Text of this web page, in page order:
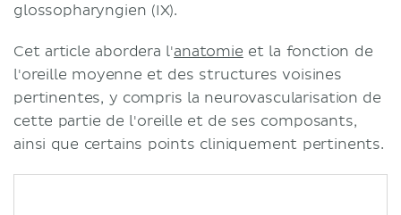
glossopharyngien (IX).
Cet article abordera l'anatomie et la fonction de
l'oreille moyenne et des structures voisines
pertinentes, y compris la neurovascularisation de
cette partie de l'oreille et de ses composants,
ainsi que certains points cliniquement pertinents.